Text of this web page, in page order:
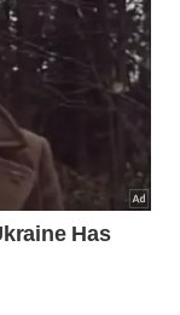
a partir de
R$ 280 a R$